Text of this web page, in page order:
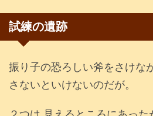
試練の遺跡
振り子の恐ろしい斧をさけな
さないといけないのだが。